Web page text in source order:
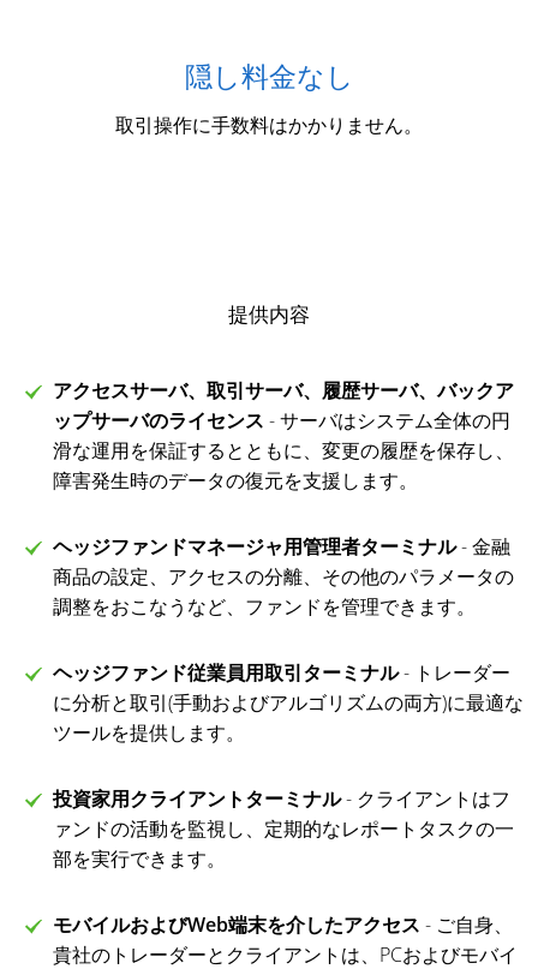
隠し料金なし
取引操作に手数料はかかりません。
提供内容
アクセスサーバ、取引サーバ、履歴サーバ、バックア
ップサーバのライセンス - サーバはシステム全体の円
滑な運用を保証するとともに、変更の履歴を保存し、
障害発生時のデータの復元を支援します。
ヘッジファンドマネージャ用管理者ターミナル- 金融
商品の設定、アクセスの分離、その他のパラメータの
調整をおこなうなど、ファンドを管理できます。
ヘッジファンド従業員用取引ターミナル- トレーダー
に分析と取引(手動およびアルゴリズムの両方)に最適な
ツールを提供します。
投資家用クライアントターミナル- クライアントはフ
ァンドの活動を監視し、定期的なレポートタスクの一
部を実行できます。
モバイルおよびWeb端末を介したアクセス - ご自身、
貴社のトレーダーとクライアントは、PCおよびモバイ